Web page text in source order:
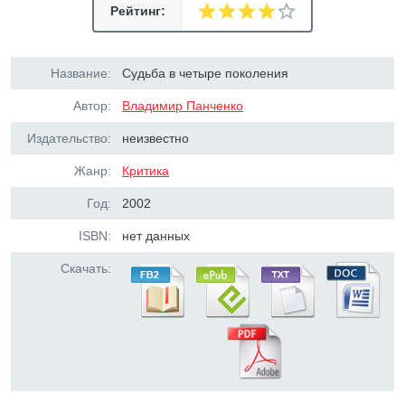
Рейтинг:
Название: Судьба в четыре поколения
Автор: Владимир Панченко
Издательство: неизвестно
Жанр: Критика
Год: 2002
ISBN: нет данных
Скачать: